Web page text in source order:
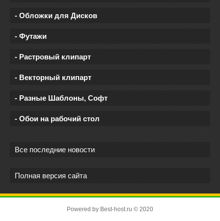
- Обложки для Дисков
- Футажи
- Растровый клипарт
- Векторный клипарт
- Разные Шаблоны, Софт
- Обои на рабочий стол
Все последние новости
Полная версия сайта
Powered by Best-host.ru © 2020